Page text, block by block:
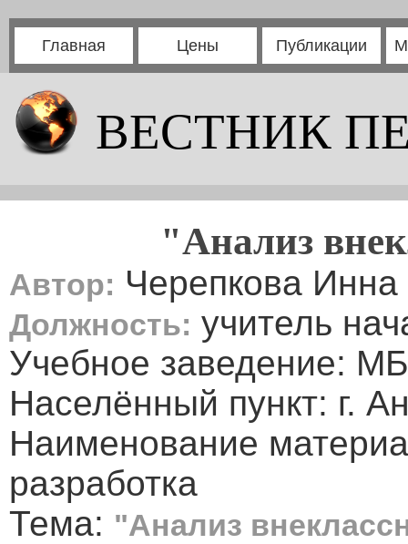
Главная Цены Публикации
ВЕСТНИК
"Анализ
Автор: Черепкова
Должность: учитель
Учебное заведение:
Населённый пункт: г.
Наименование
разработка
Тема: "Анализ